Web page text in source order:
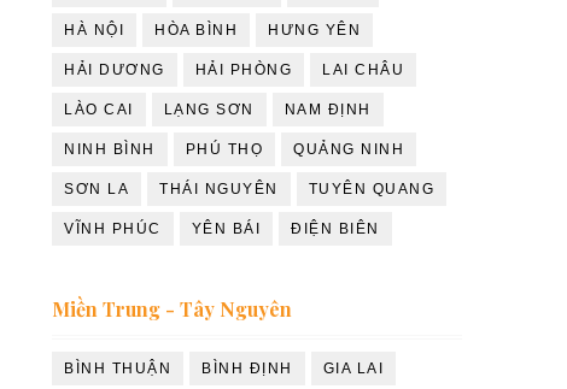
HÀ NỘI HÒA BÌNH HƯNG YÊN
HẢI DƯƠNG HẢI PHÒNG LAI CHÂU
LÀO CAI LẠNG SƠN NAM ĐỊNH
NINH BÌNH PHÚ THỌ QUẢNG NINH
SƠN LA THÁI NGUYÊN TUYÊN QUANG
VĨNH PHÚC YÊN BÁI ĐIỆN BIÊN
Miền Trung - Tây Nguyên
BÌNH THUẬN BÌNH ĐỊNH GIA LAI